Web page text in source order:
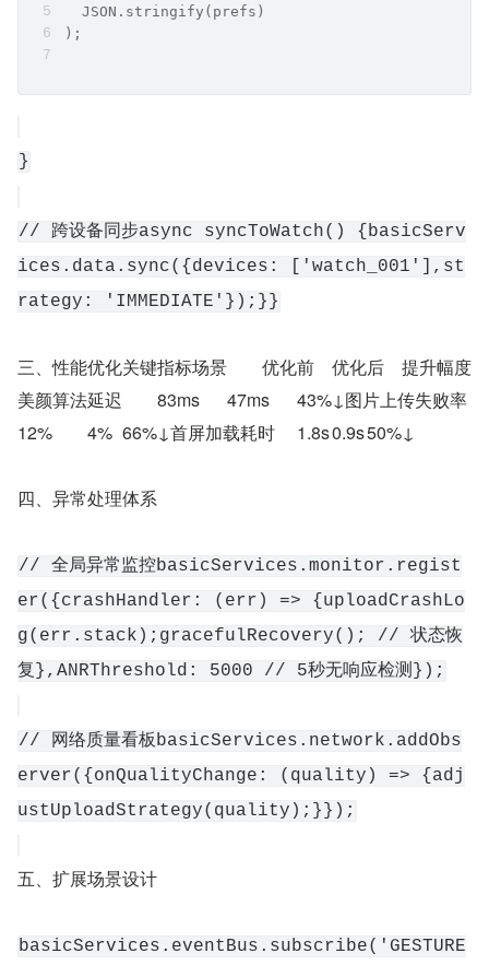
  JSON.stringify(prefs)
);
}
// 跨设备同步async syncToWatch() {basicServ
ices.data.sync({devices: ['watch_001'],st
rategy: 'IMMEDIATE'});}}
三、性能优化关键指标场景	优化前	优化后	提升幅度
美颜算法延迟	83ms	47ms	43%↓图片上传失败率
12%	4%	66%↓首屏加载耗时	1.8s	0.9s	50%↓
四、异常处理体系
// 全局异常监控basicServices.monitor.regist
er({crashHandler: (err) => {uploadCrashLo
g(err.stack);gracefulRecovery(); // 状态恢
复},ANRThreshold: 5000 // 5秒无响应检测});
// 网络质量看板basicServices.network.addObs
erver({onQualityChange: (quality) => {adj
ustUploadStrategy(quality);}});
五、扩展场景设计
basicServices.eventBus.subscribe('GESTURE